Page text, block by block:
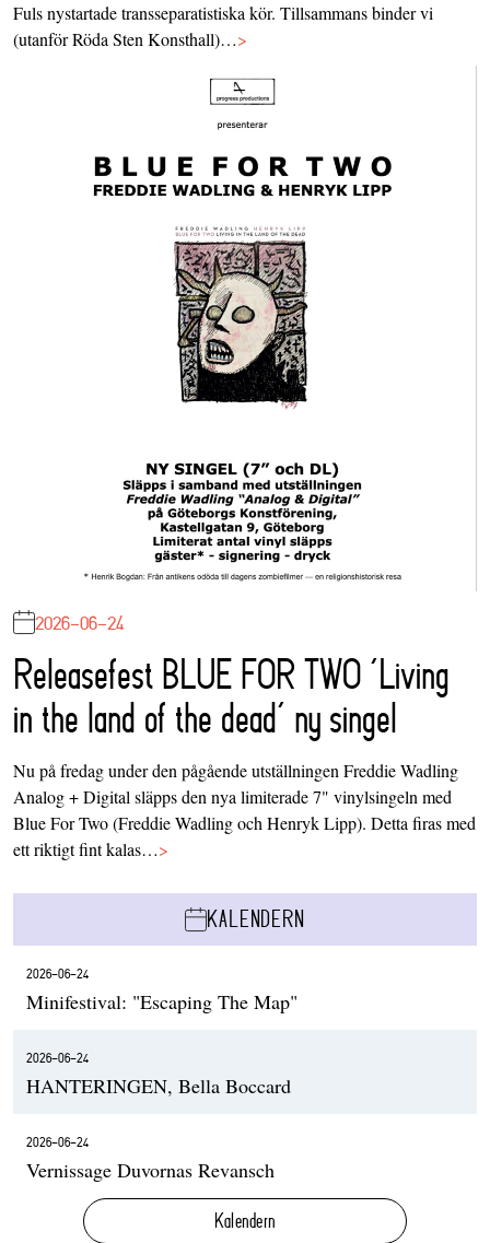
Fuls nystartade transseparatistiska kör. Tillsammans binder vi
(utanför Röda Sten Konsthall)…>
2026-06-24
Releasefest BLUE FOR TWO ‘Living
in the land of the dead’ ny singel
Nu på fredag under den pågående utställningen Freddie Wadling
Analog + Digital släpps den nya limiterade 7" vinylsingeln med
Blue For Two (Freddie Wadling och Henryk Lipp). Detta firas med
ett riktigt fint kalas…>
KALENDERN
2026-06-24
Minifestival: "Escaping The Map"
2026-06-24
HANTERINGEN, Bella Boccard
2026-06-24
Vernissage Duvornas Revansch
Kalendern